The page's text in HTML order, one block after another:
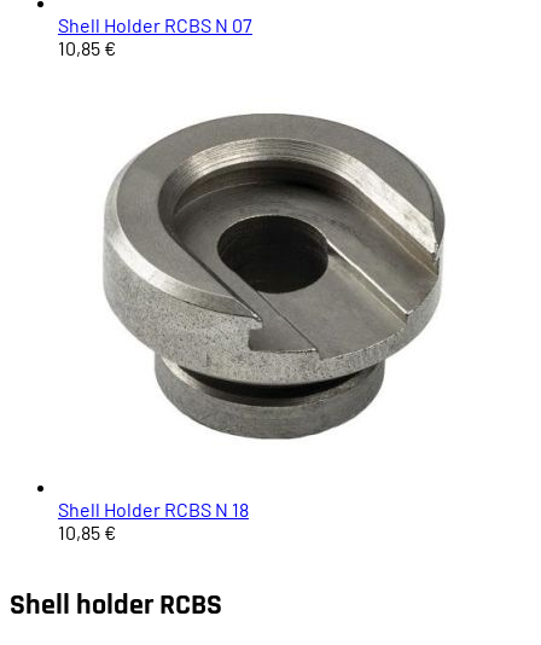
Shell Holder RCBS N 07
10,85 €
Shell Holder RCBS N 18
10,85 €
Shell holder RCBS